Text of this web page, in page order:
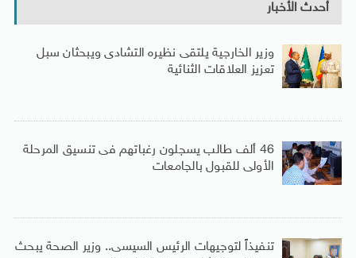
أحدث الأخبار
وزير الخارجية يلتقى نظيره التشادى ويبحثان سبل
تعزيز العلاقات الثنائية
46 ألف طالب يسجلون رغباتهم فى تنسيق المرحلة
الأولى للقبول بالجامعات
تنفيذاً لتوجيهات الرئيس السيسى.. وزير الصحة يبحث